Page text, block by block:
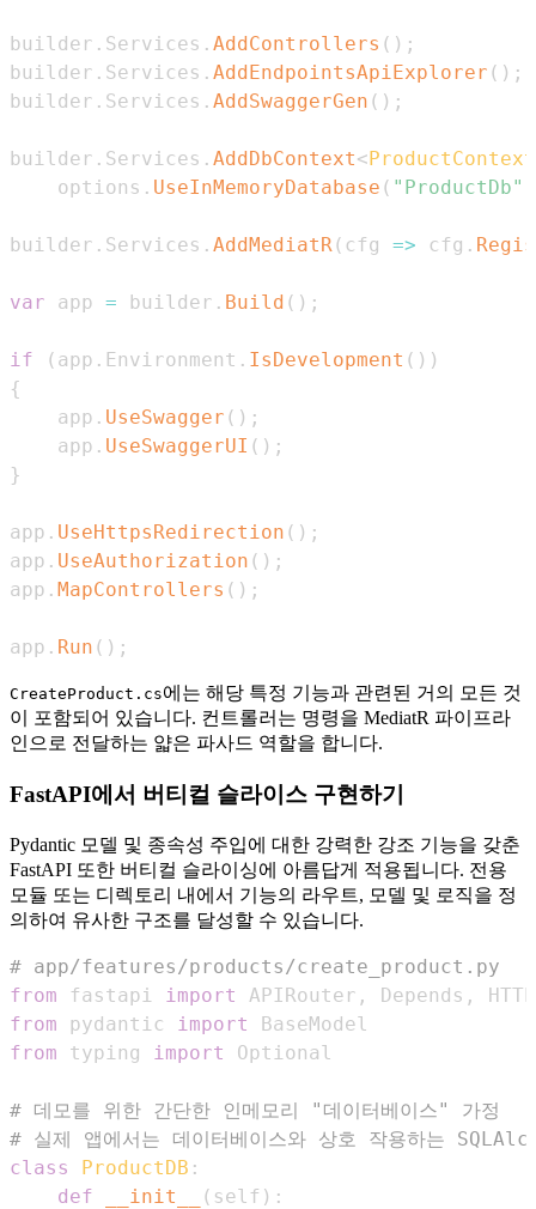
builder . Services . AddControllers ( ) ;
builder . Services . AddEndpointsApiExplorer ( ) ;
builder . Services . AddSwaggerGen ( ) ;
builder . Services . AddDbContext< ProductContext
    options
. UseInMemoryDatabase ( "ProductDb"
builder . Services . AddMediatR( cfg => cfg .
var app = builder . Build ( ) ;
if ( app . Environment . IsDevelopment ( ) )
{
    app
. UseSwagger ( ) ;
    app
. UseSwaggerUI ( ) ;
}
app . UseHttpsRedirection ( ) ;
app . UseAuthorization ( ) ;
app . MapControllers ( ) ;
app . Run ( ) ;
CreateProduct.cs에는 해당 특정 기능과 관련된 거의 모든 것
이 포함되어 있습니다. 컨트롤러는 명령을 MediatR 파이프라
인으로 전달하는 얇은 파사드 역할을 합니다.
FastAPI에서 버티컬 슬라이스 구현하기
Pydantic 모델 및 종속성 주입에 대한 강력한 강조 기능을 갖춘
FastAPI 또한 버티컬 슬라이싱에 아름답게 적용됩니다. 전용
모듈 또는 디렉토리 내에서 기능의 라우트, 모델 및 로직을 정
의하여 유사한 구조를 달성할 수 있습니다.
# app/features/products/create_product.py
from fastapi import APIRouter , Depends ,
from pydantic import
from typing import
# 데모를 위한 간단한 인메모리 "데이터베이스" 가정
# 실제 앱에서는 데이터베이스와 상호 작용하는
class
ProductDB :
def
__init__ ( self ) :